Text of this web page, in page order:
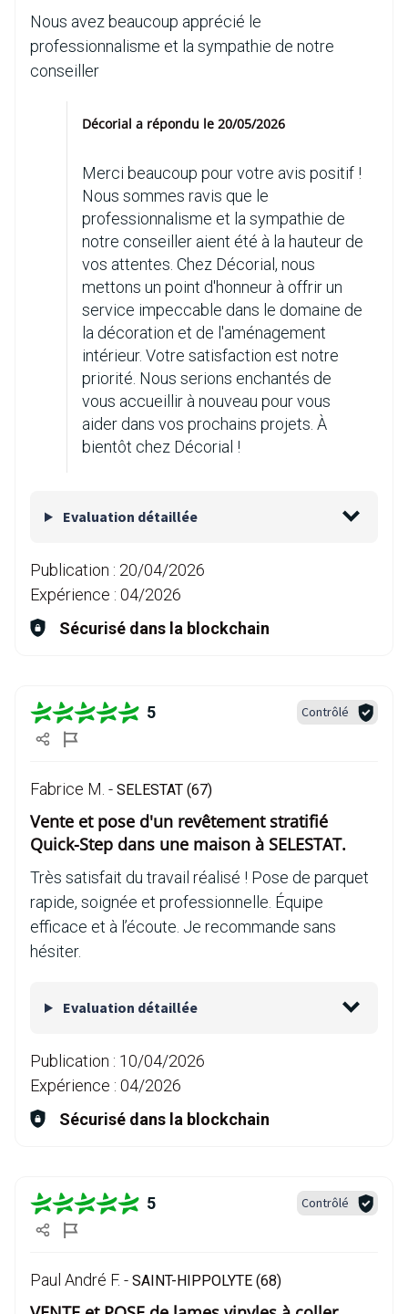
Nous avez beaucoup apprécié le
professionnalisme et la sympathie de notre
conseiller
Décorial a répondu le 20/05/2026
Merci beaucoup pour votre avis positif !
Nous sommes ravis que le
professionnalisme et la sympathie de
notre conseiller aient été à la hauteur de
vos attentes. Chez Décorial, nous
mettons un point d'honneur à offrir un
service impeccable dans le domaine de
la décoration et de l'aménagement
intérieur. Votre satisfaction est notre
priorité. Nous serions enchantés de
vous accueillir à nouveau pour vous
aider dans vos prochains projets. À
bientôt chez Décorial !
Evaluation détaillée
Publication : 20/04/2026
Expérience : 04/2026
Sécurisé dans la blockchain
5 Contrôlé
Fabrice M. - SELESTAT (67)
Vente et pose d'un revêtement stratifié
Quick-Step dans une maison à SELESTAT.
Très satisfait du travail réalisé ! Pose de parquet
rapide, soignée et professionnelle. Équipe
efficace et à l’écoute. Je recommande sans
hésiter.
Evaluation détaillée
Publication : 10/04/2026
Expérience : 04/2026
Sécurisé dans la blockchain
5 Contrôlé
Paul André F. - SAINT-HIPPOLYTE (68)